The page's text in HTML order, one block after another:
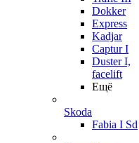
Dokker
Express
Kadjar
Captur I
Duster I,
facelift
Ещё
Skoda
Fabia I Sd